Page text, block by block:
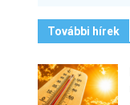
További hírek